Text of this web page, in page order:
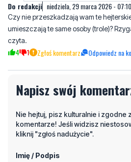
czyta.
4 1 Zgłoś komentarz Odpowiedz na
Napisz swój
komentarze! Jeśli widzisz
kliknij "zgłoś nadużycie".
Imię / Podpis
Odpowiedz